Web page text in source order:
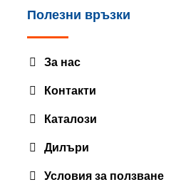
Полезни връзки
За нас
Контакти
Каталози
Дилъри
Условия за ползване